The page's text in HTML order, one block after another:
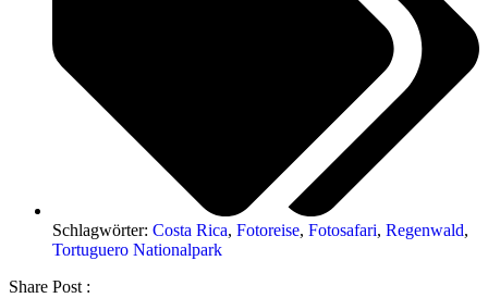
Schlagwörter: Costa Rica, Fotoreise, Fotosafari, Regenwald,
Tortuguero Nationalpark
Share Post :